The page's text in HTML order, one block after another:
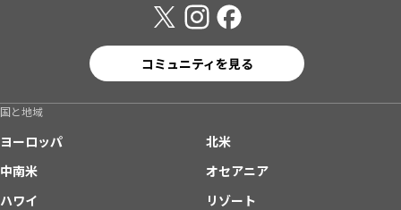
コミュニティを見る
国と地域
ヨーロッパ
北米
中南米
オセアニア
ハワイ
リゾート